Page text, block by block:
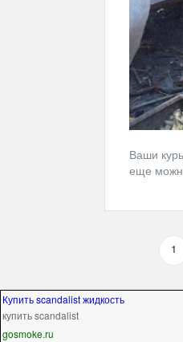
Ваши
еще
1
Купить scandalist жидкость
купить scandalist
gosmoke.ru